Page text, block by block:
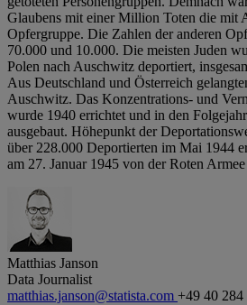
Glaubens mit einer Million Toten die mit
Opfergruppe. Die Zahlen der anderen
70.000 und 10.000. Die meisten Juden
Polen nach Auschwitz deportiert,
Aus Deutschland und Österreich
Auschwitz. Das Konzentrations- und
wurde 1940 errichtet und in den
ausgebaut. Höhepunkt der
über 228.000 Deportierten im Mai 1944
am 27. Januar 1945 von der Roten
Matthias Janson
Data Journalist
matthias.janson@statista.com +49 40 284